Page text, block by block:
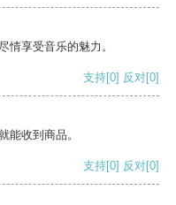
情享受音乐的魅力。
支持[0] 反对[0]
能收到商品。
支持[0] 反对[0]